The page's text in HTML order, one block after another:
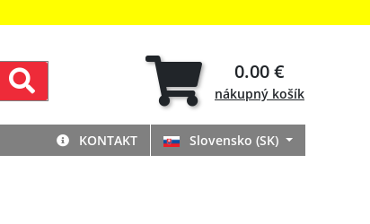
0.00 €
nákupný košík
KONTAKT Slovensko (SK)